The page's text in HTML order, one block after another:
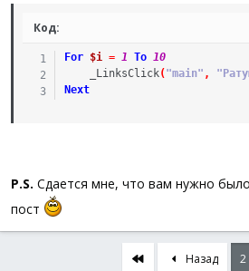
Код:
For $i = 1 To 10
_LinksClick( "main" ,
Next
P.S. Сдается мне, что вам нужно
пост
Первый Назад 2